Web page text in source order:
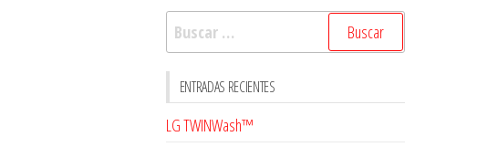
Buscar:
ENTRADAS RECIENTES
LG TWINWash™